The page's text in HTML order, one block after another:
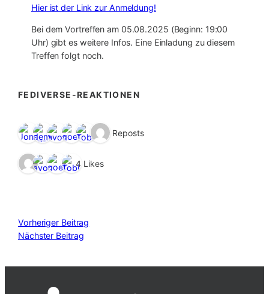
Hier ist der Link zur Anmeldung!
Bei dem Vortreffen am 05.08.2025 (Beginn: 19:00
Uhr) gibt es weitere Infos. Eine Einladung zu diesem
Treffen folgt noch.
FEDIVERSE-REAKTIONEN
6 Reposts
4 Likes
Vorheriger Beitrag
Nächster Beitrag